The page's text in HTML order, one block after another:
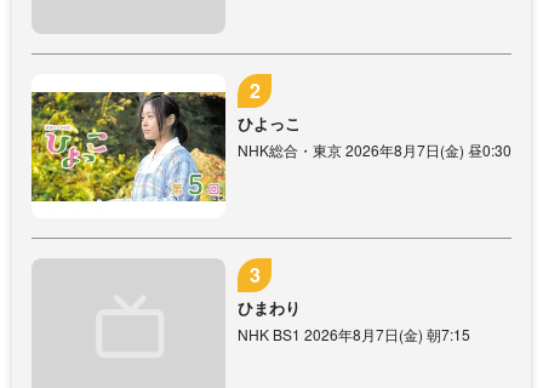
ひよっこ
NHK総合・東京 2026年8月7日(金) 昼0:30
ひまわり
NHK BS1 2026年8月7日(金) 朝7:15